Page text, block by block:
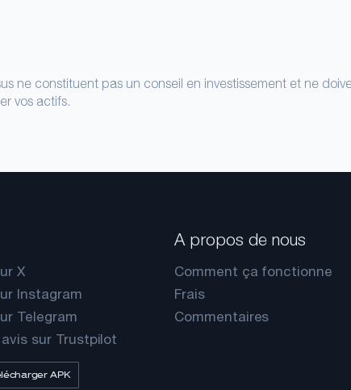
ne constituent pas un conseil en investissement et ne
vos actifs.
X
Instagram
Telegram
sur Trustpilot
APK
A propos de nous
Comment ça fonctionne
Frais
Commentaires